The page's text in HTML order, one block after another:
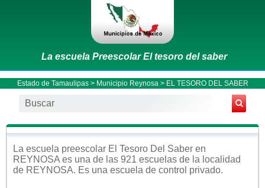
La escuela Preescolar El tesoro del saber
Estado de Tamaulipas> Municipio Reynosa > EL TESORO DEL SABER
La escuela preescolar El Tesoro Del Saber en
REYNOSA es una de las 921 escuelas de la localidad
de REYNOSA. Es una escuela de control privado.